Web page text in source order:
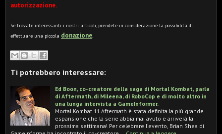
autorizzazione.
Se trovate interessanti i nostri articoli, prendete in considerazione la possibilità di
effettuare una piccola donazione
Ti potrebbero interessare:
Ed Boon, co-creatore della saga di Mortal Kombat, parla
di Aftermath, di Mileena, di RoboCop e di molto altro in
una lunga intervista a GameInformer.
Mortal Kombat 11 Aftermath è stata definita la più grande
espansione che la serie abbia mai avuto e arriverà la
prossima settimana! Per celebrare l'evento, Brian Shea di